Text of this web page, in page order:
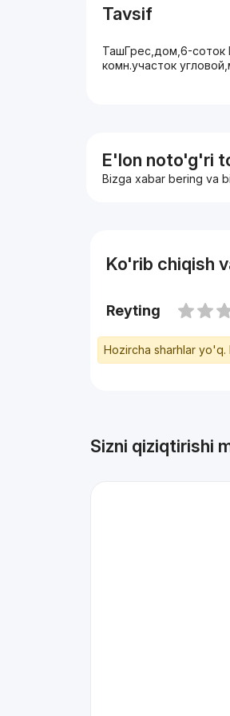
Tavsif
ТашГрес,дом,6-соток
комн.участок
E'lon noto'g'ri
Bizga xabar bering va
Ko'rib chiqish
Reyting
Hozircha sharhlar yo'q.
Sizni qiziqtirishi